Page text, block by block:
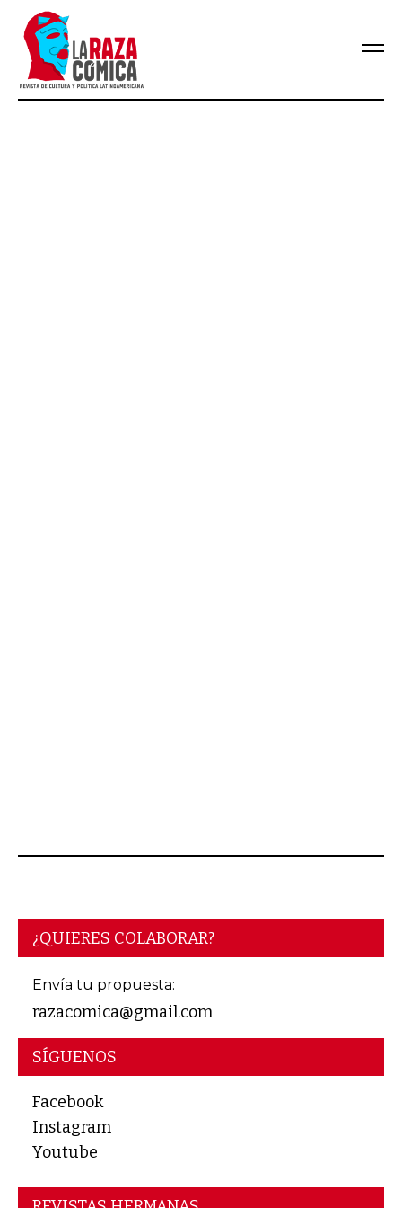
¿QUIERES COLABORAR?
Envía tu propuesta:
razacomica@gmail.com
SÍGUENOS
Facebook
Instagram
Youtube